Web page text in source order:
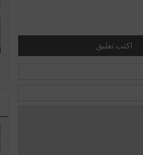
اكتب تعليق